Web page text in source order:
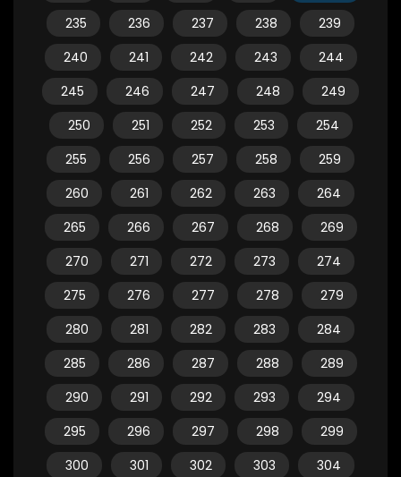
235
236 237 238
239
240
241 242 243
244
245
246 247 248
249
250
251 252 253
254
255
256 257 258
259
260
261 262 263
264
265
266 267 268
269
270
271 272 273
274
275
276 277 278
279
280
281 282 283
284
285
286 287 288
289
290
291 292 293
294
295
296 297 298
299
300
301 302 303
304